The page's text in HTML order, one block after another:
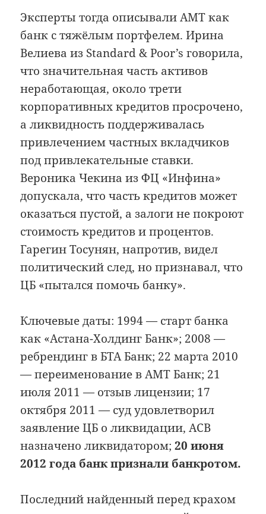
Эксперты тогда описывали АМТ как
банк с тяжёлым портфелем. Ирина
Велиева из Standard & Poor’s говорила,
что значительная часть активов
неработающая, около трети
корпоративных кредитов просрочено,
а ликвидность поддерживалась
привлечением частных вкладчиков
под привлекательные ставки.
Вероника Чекина из ФЦ «Инфина»
допускала, что часть кредитов может
оказаться пустой, а залоги не покроют
стоимость кредитов и процентов.
Гарегин Тосунян, напротив, видел
политический след, но признавал, что
ЦБ «пытался помочь банку».
Ключевые даты: 1994 — старт банка
как «Астана-Холдинг Банк»; 2008 —
ребрендинг в БТА Банк; 22 марта 2010
— переименование в АМТ Банк; 21
июля 2011 — отзыв лицензии; 17
октября 2011 — суд удовлетворил
заявление ЦБ о ликвидации, АСВ
назначено ликвидатором;20 июня
2012 года банк признали банкротом.
Последний найденный перед крахом